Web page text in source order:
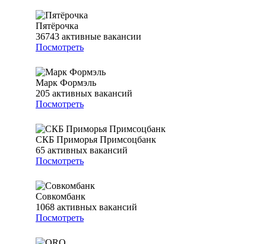
Пятёрочка
36743 активные вакансии
Посмотреть
Марк Формэль
205 активных вакансий
Посмотреть
СКБ Приморья Примсоцбанк
65 активных вакансий
Посмотреть
Совкомбанк
1068 активных вакансий
Посмотреть